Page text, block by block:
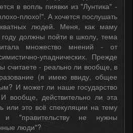
в вопль пиявки из "Лунтика" -
плохо!". А хочется послушать
людей. Меня, как маму
должны пойти в школу, тема
множество мнений - от
упаднических. Прежде
считаете - реально ли вообще, в
(я имею ввиду, общее
И может ли наше государство
вообще, действительно ли эта
или это всё спекуляции на тему
и "правительству не нужны
люди"?